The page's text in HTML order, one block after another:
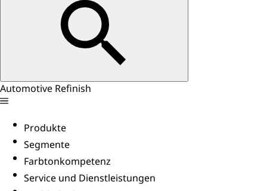
Automotive Refinish
Produkte
Segmente
Farbtonkompetenz
Service und Dienstleistungen